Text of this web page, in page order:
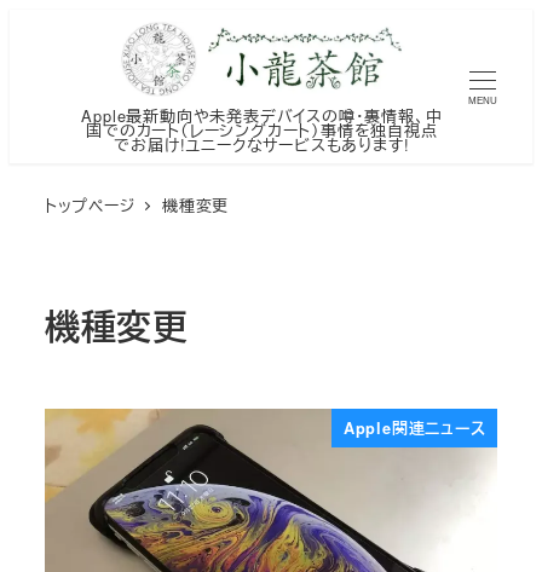
Apple最新動向や未発表デバイスの噂・裏情報、中
国でのカート（レーシングカート）事情を独自視点
でお届け!ユニークなサービスもあります!
MENU
トップページ 機種変更
機種変更
Apple関連ニュース